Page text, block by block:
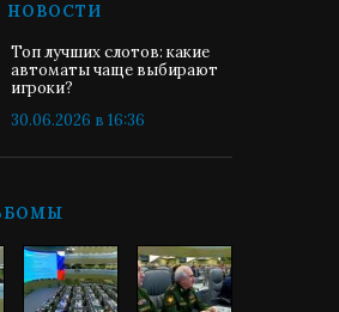
НОВОСТИ
Топ лучших слотов: какие
автоматы чаще выбирают
игроки?
30.06.2026 в 16:36